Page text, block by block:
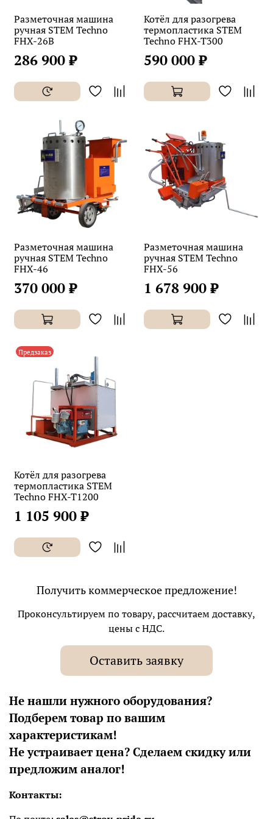
Разметочная машина
ручная STEM Techno
FHX-26B
286 900 ₽
Котёл для разогрева
термопластика STEM
Techno FHX-T300
590 000 ₽
Разметочная машина
ручная STEM Techno
FHX-46
370 000 ₽
Разметочная машина
ручная STEM Techno
FHX-56
1 678 900 ₽
Предзаказ
Котёл для разогрева
термопластика STEM
Techno FHX-T1200
1 105 900 ₽
Получить коммерческое предложение!
Проконсультируем по товару, рассчитаем доставку,
цены с НДС.
Оставить заявку
Не нашли нужного оборудования?
Подберем товар по вашим
характеристикам!
Не устраивает цена? Сделаем скидку или
предложим аналог!
Контакты: